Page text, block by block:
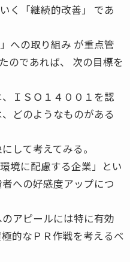
く「継続的改善」 であ
への取り組み が重点管
のであれば、 次の目標を
ＩＳＯ１４００１を認
どのようなものがある
して考えてみる。
境に配慮する企業」とい
への好感度アップにつ
アピールには特に有効
的なＰＲ作戦を考えるべ